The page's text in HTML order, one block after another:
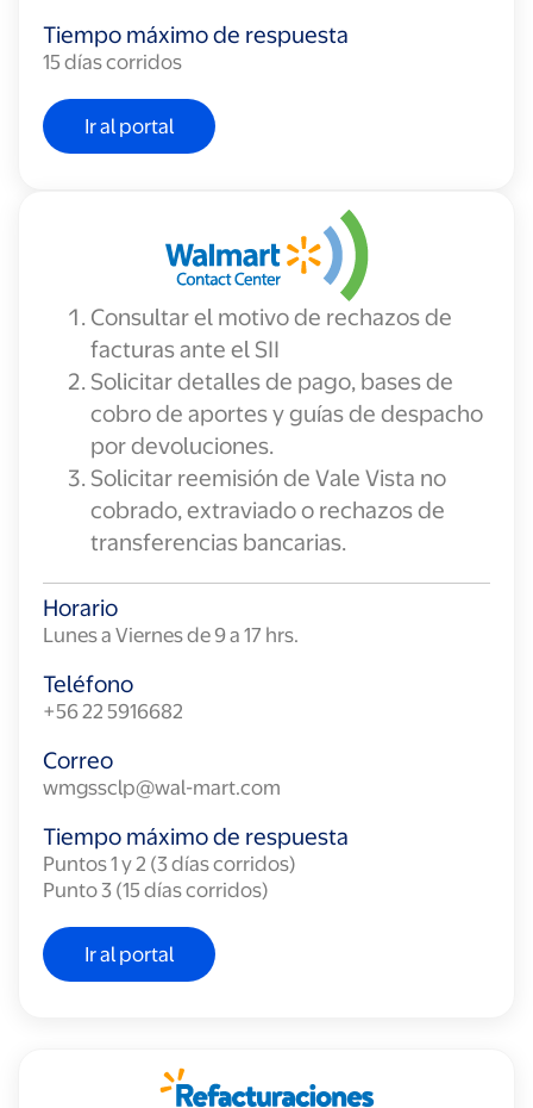
Tiempo máximo de respuesta
15 días corridos
Ir al portal
Consultar el motivo de rechazos de
facturas ante el SII
Solicitar detalles de pago, bases de
cobro de aportes y guías de despacho
por devoluciones.
Solicitar reemisión de Vale Vista no
cobrado, extraviado o rechazos de
transferencias bancarias.
Horario
Lunes a Viernes de 9 a 17 hrs.
Teléfono
+56 22 5916682
Correo
wmgssclp@wal-mart.com
Tiempo máximo de respuesta
Puntos 1 y 2 (3 días corridos)
Punto 3 (15 días corridos)
Ir al portal